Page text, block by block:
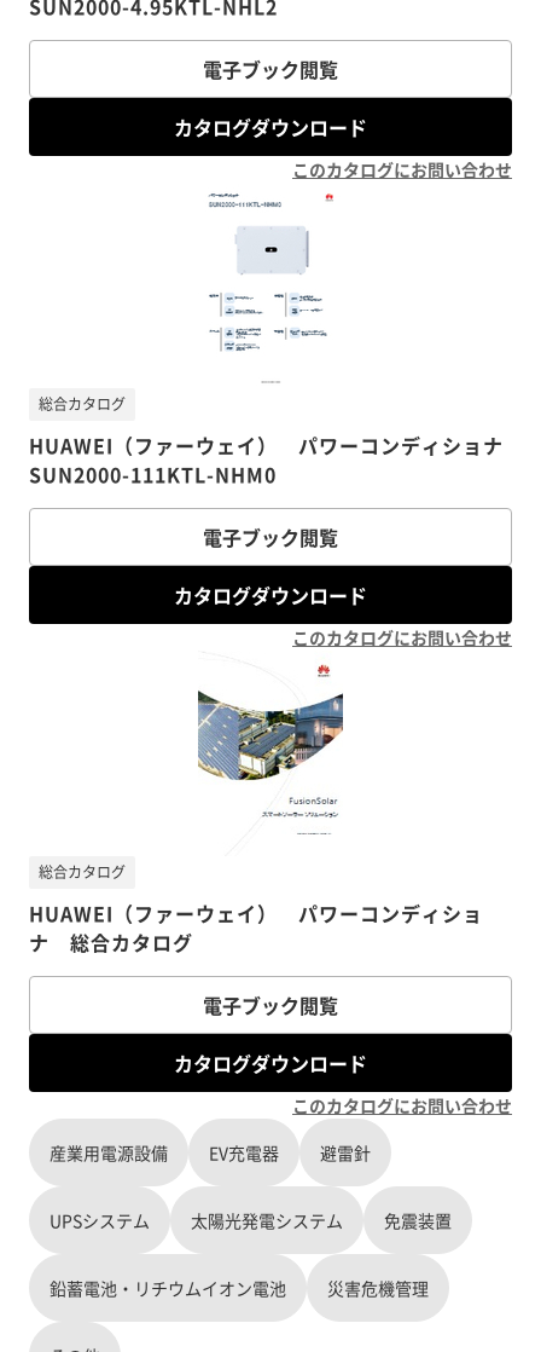
SUN2000-4.95KTL-NHL2
電子ブック閲覧
カタログダウンロード
このカタログにお問い合わせ
HUAWEI（ファーウェイ） パワーコンディショナ
SUN2000-111KTL-NHM0
総合カタログ
電子ブック閲覧
カタログダウンロード
このカタログにお問い合わせ
HUAWEI（ファーウェイ） パワーコンディショ
ナ 総合カタログ
総合カタログ
電子ブック閲覧
カタログダウンロード
このカタログにお問い合わせ
産業用電源設備
EV充電器 避雷針
UPSシステム 太陽光発電システム 免震装置
鉛蓄電池・リチウムイオン電池 災害危機管理